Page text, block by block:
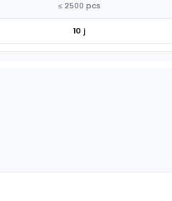
≤ 2500 pcs
10 j